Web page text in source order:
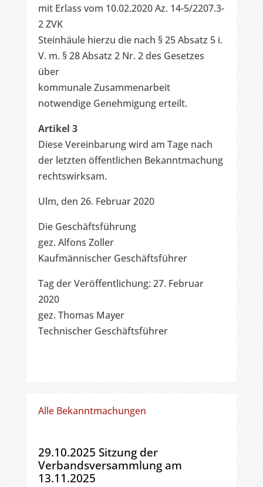
mit Erlass vom 10.02.2020 Az. 14-5/2207.3-
2 ZVK
Steinhäule hierzu die nach § 25 Absatz 5 i.
V. m. § 28 Absatz 2 Nr. 2 des Gesetzes
über
kommunale Zusammenarbeit
notwendige Genehmigung erteilt.
Artikel 3
Diese Vereinbarung wird am Tage nach
der letzten öffentlichen Bekanntmachung
rechtswirksam.
Ulm, den 26. Februar 2020
Die Geschäftsführung
gez. Alfons Zoller
Kaufmännischer Geschäftsführer
Tag der Veröffentlichung: 27. Februar
2020
gez. Thomas Mayer
Technischer Geschäftsführer
Alle Bekanntmachungen
29.10.2025 Sitzung der
Verbandsversammlung am
13.11.2025